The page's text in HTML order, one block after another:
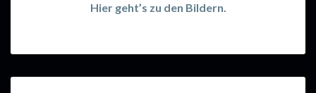
Hier geht’s zu den Bildern.